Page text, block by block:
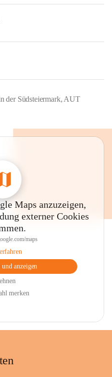
der Südsteiermark, AUT
Maps anzuzeigen,
externer Cookies
maps
anzeigen
merken